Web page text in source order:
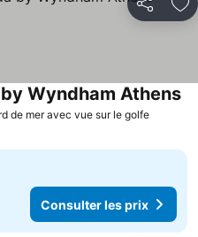
Partager
de mer avec vue sur le golfe
Wyndham Athens
Consulter les prix